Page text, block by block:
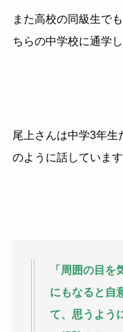
また高校の同級生で
ちらの中学校に通学
尾上さんは中学3年
のように話しています
「周囲の目
にもなると自
て、思うよう